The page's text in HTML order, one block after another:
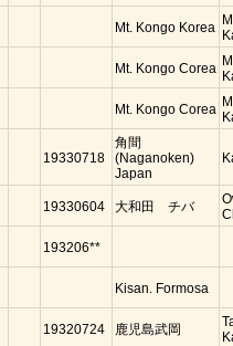
Mt. Kongo Korea
Mt. Kongo Corea
Mt. Kongo Corea
19330718
角間
(Naganoken)
Japan
19330604 大和田 チバ
193206**
Kisan. Formosa
19320724 鹿児島武岡